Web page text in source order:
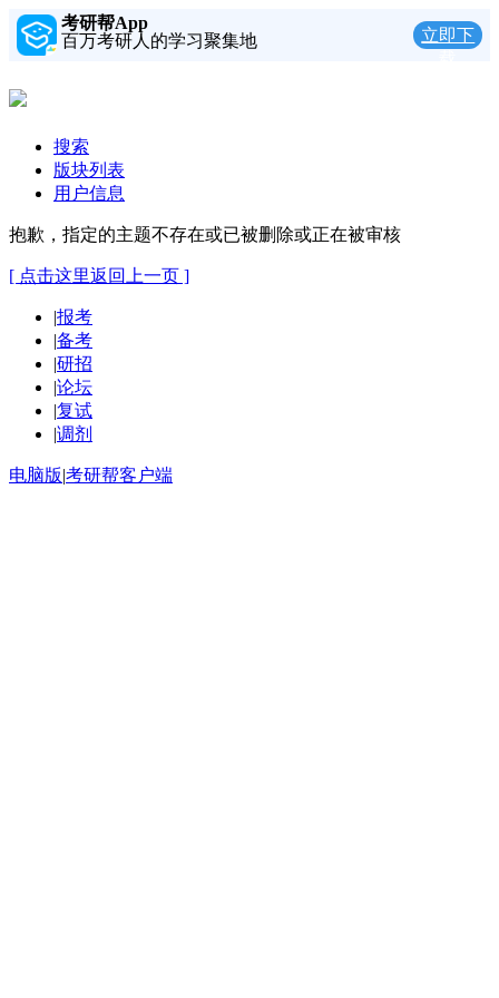
考研帮App
百万考研人的学习聚集地
立即下
搜索
版块列表
用户信息
抱歉，指定的主题不存在或已被删除或正在被审核
[ 点击这里返回上一页 ]
|报考
|备考
|研招
|论坛
|复试
|调剂
电脑版|考研帮客户端